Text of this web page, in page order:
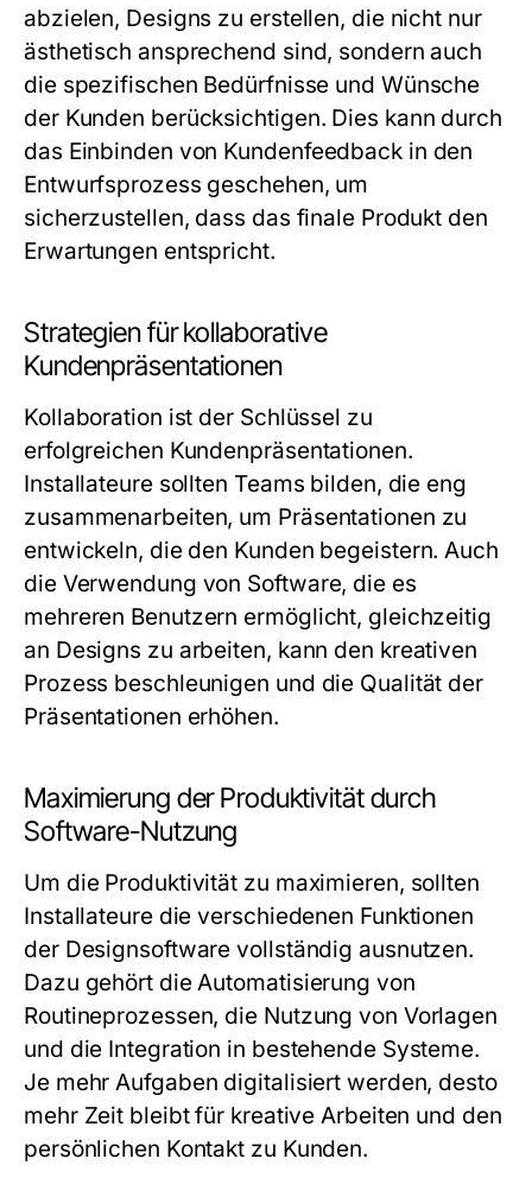
abzielen, Designs zu erstellen, die nicht nur
ästhetisch ansprechend sind, sondern auch
die spezifischen Bedürfnisse und Wünsche
der Kunden berücksichtigen. Dies kann durch
das Einbinden von Kundenfeedback in den
Entwurfsprozess geschehen, um
sicherzustellen, dass das finale Produkt den
Erwartungen entspricht.
Strategien für kollaborative
Kundenpräsentationen
Kollaboration ist der Schlüssel zu
erfolgreichen Kundenpräsentationen.
Installateure sollten Teams bilden, die eng
zusammenarbeiten, um Präsentationen zu
entwickeln, die den Kunden begeistern. Auch
die Verwendung von Software, die es
mehreren Benutzern ermöglicht, gleichzeitig
an Designs zu arbeiten, kann den kreativen
Prozess beschleunigen und die Qualität der
Präsentationen erhöhen.
Maximierung der Produktivität durch
Software-Nutzung
Um die Produktivität zu maximieren, sollten
Installateure die verschiedenen Funktionen
der Designsoftware vollständig ausnutzen.
Dazu gehört die Automatisierung von
Routineprozessen, die Nutzung von Vorlagen
und die Integration in bestehende Systeme.
Je mehr Aufgaben digitalisiert werden, desto
mehr Zeit bleibt für kreative Arbeiten und den
persönlichen Kontakt zu Kunden.